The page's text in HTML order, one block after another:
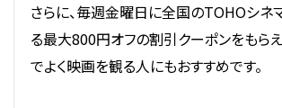
さらに、毎週金曜日に全国のTOHOシネ
る最大800円オフの割引クーポンをもら
でよく映画を観る人にもおすすめです。